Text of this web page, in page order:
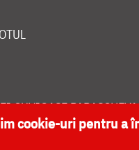
CUVIOASE PARASCHEVA
cookie-uri pentru a